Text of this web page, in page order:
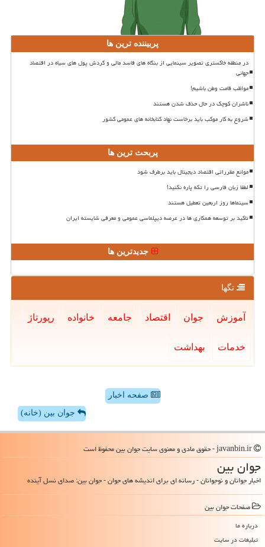
پربیننده ترین ها
در منطقه خاکستری تصویر سینمایی از بنگاه های فاسد مالی و گردش پول های سیاه در اقتصاد
جهانی
مواظب قامت وطن باشیم!
ناشران کوچک در حال حذف شدن هستند
شروع به کار موکب باید برخاست نهاد کتابخانه های عمومی کشور
پربحث ترین ها
موانع مقرراتی اقتصاد دیجیتال باید برطرف شود
لطفا زبان فارسی را تکه پاره نکنید!
سینماها روز اربعین تعطیل هستند
تاکید بر توسعه همکاری ها در عرصه دیپلماسی عمومی و معرفی شایسته ایران
جدیدترین ها
تگها
آموزش جوان اقتصاد جامعه خانواده رپورتاژ
خدمات بهداشت
صفحه اخبار
جوان بین (خانه)
جوان بین
اخبار جوانان و نوجوانان - رسانه ای برای اندیشه های جوان - جوان بین: صدای نسل آینده
صفحات جوان بین
درباره ما
تبلیغات در سایت